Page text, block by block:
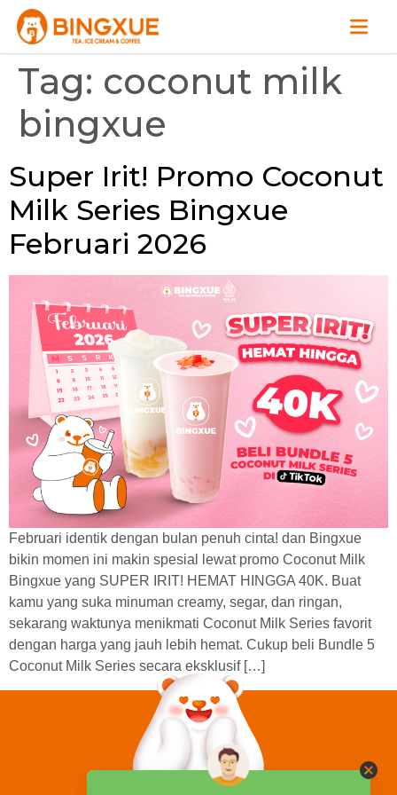
Tag: coconut milk
bingxue
Super Irit! Promo Coconut
Milk Series Bingxue
Februari 2026
Februari identik dengan bulan penuh cinta! dan Bingxue
bikin momen ini makin spesial lewat promo Coconut Milk
Bingxue yang SUPER IRIT! HEMAT HINGGA 40K. Buat
kamu yang suka minuman creamy, segar, dan ringan,
sekarang waktunya menikmati Coconut Milk Series favorit
dengan harga yang jauh lebih hemat. Cukup beli Bundle 5
Coconut Milk Series secara eksklusif […]